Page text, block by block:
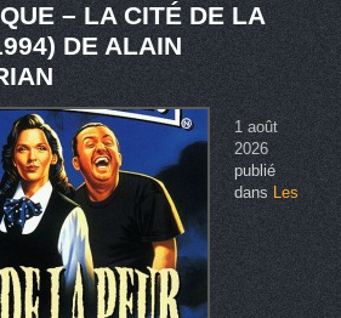
– LA CITÉ DE LA
DE ALAIN
1 août
2026
publié
dansLes